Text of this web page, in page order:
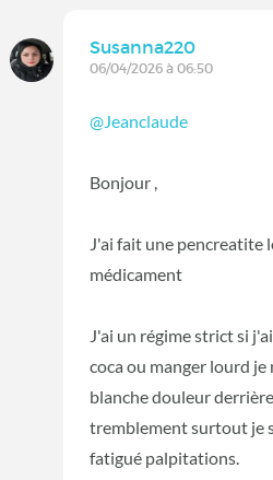
Susanna220
06/04/2026 à 06:50
@Jeanclaude
Bonjour ,
J'ai fait une pencreatite
médicament
J'ai un régime strict si
coca ou manger lourd
blanche douleur
tremblement surtout je
fatigué palpitations.